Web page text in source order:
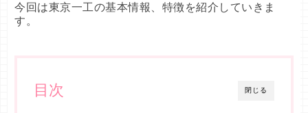
今回は東京一工の基本情報、特徴を紹介していきま
す。
閉じる
目次